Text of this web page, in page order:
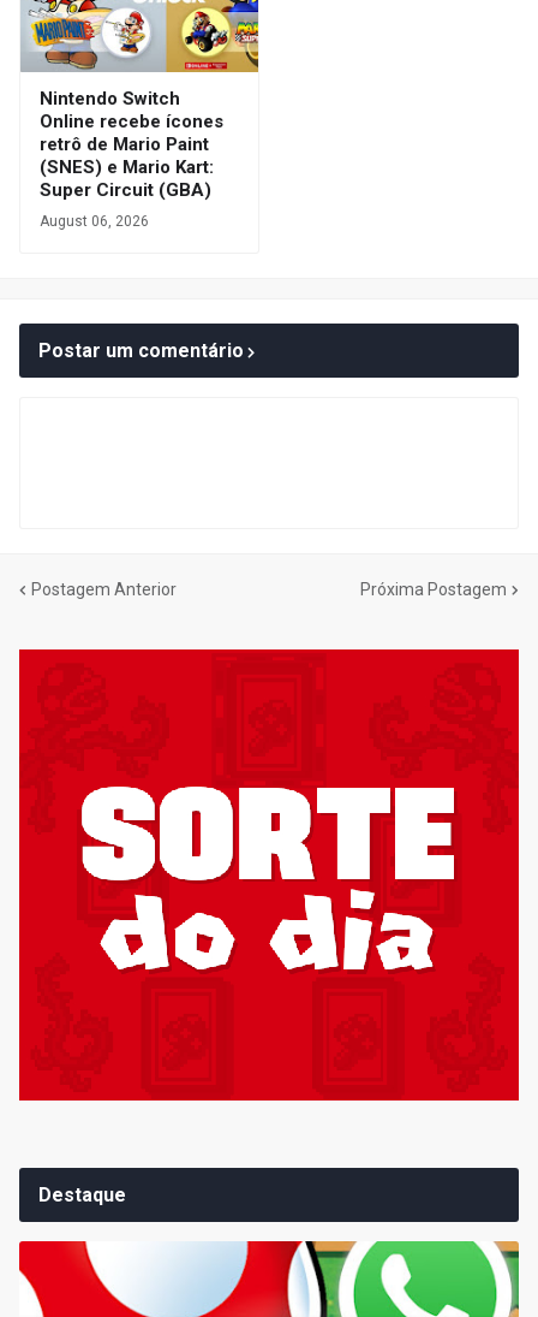
Nintendo Switch
Online recebe ícones
retrô de Mario Paint
(SNES) e Mario Kart:
Super Circuit (GBA)
August 06, 2026
Postar um comentário
Postagem Anterior Próxima Postagem
Destaque